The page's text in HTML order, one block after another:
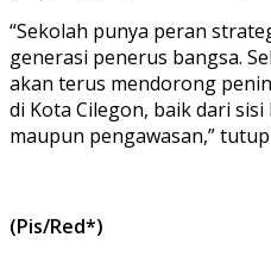
“Sekolah punya peran
generasi penerus bangsa.
akan terus mendorong
di Kota Cilegon, baik dari
maupun pengawasan,”
(Pis/Red*)